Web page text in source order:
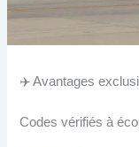
✈️ Avantages
Codes vérifiés à